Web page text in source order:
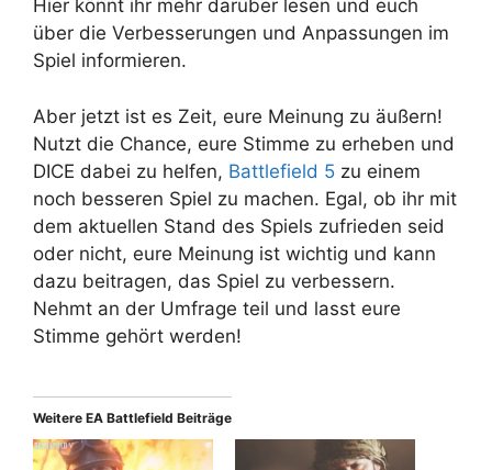
Hier könnt ihr mehr darüber lesen und euch
über die Verbesserungen und Anpassungen im
Spiel informieren.
Aber jetzt ist es Zeit, eure Meinung zu äußern!
Nutzt die Chance, eure Stimme zu erheben und
DICE dabei zu helfen, Battlefield 5 zu einem
noch besseren Spiel zu machen. Egal, ob ihr mit
dem aktuellen Stand des Spiels zufrieden seid
oder nicht, eure Meinung ist wichtig und kann
dazu beitragen, das Spiel zu verbessern.
Nehmt an der Umfrage teil und lasst eure
Stimme gehört werden!
Weitere EA Battlefield Beiträge